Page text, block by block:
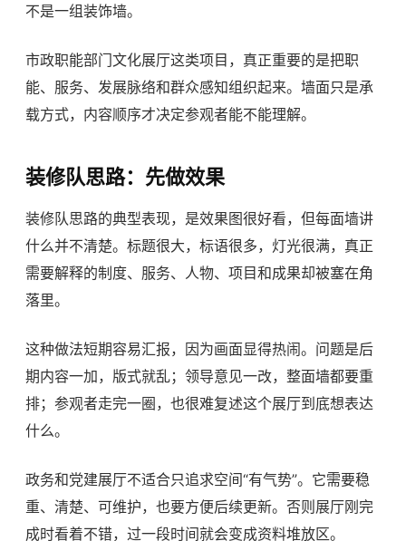
不是一组装饰墙。
市政职能部门文化展厅这类项目，真正重要的是把职
能、服务、发展脉络和群众感知组织起来。墙面只是承
载方式，内容顺序才决定参观者能不能理解。
装修队思路：先做效果
装修队思路的典型表现，是效果图很好看，但每面墙讲
什么并不清楚。标题很大，标语很多，灯光很满，真正
需要解释的制度、服务、人物、项目和成果却被塞在角
落里。
这种做法短期容易汇报，因为画面显得热闹。问题是后
期内容一加，版式就乱；领导意见一改，整面墙都要重
排；参观者走完一圈，也很难复述这个展厅到底想表达
什么。
政务和党建展厅不适合只追求空间“有气势”。它需要稳
重、清楚、可维护，也要方便后续更新。否则展厅刚完
成时看着不错，过一段时间就会变成资料堆放区。